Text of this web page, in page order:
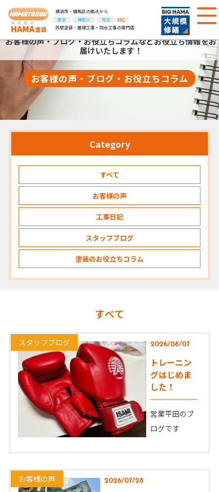
横浜市・練馬区の拠点から
東京
神奈川 埼玉
対応！
外壁塗装・屋根工事・防水工事の専門店
お客様の声・ブログ・お役立ちコラムなどお役立ち情報をお
届けいたします！
お客様の声・ブログ・お役立ちコラム
Category
すべて
お客様の声
工事日記
スタッフブログ
塗装のお役立ちコラム
すべて
スタッフブログ 2026/08/07
トレーニン
グはじめま
した！
営業平田のブ
ログです
お客様の声 2026/07/28